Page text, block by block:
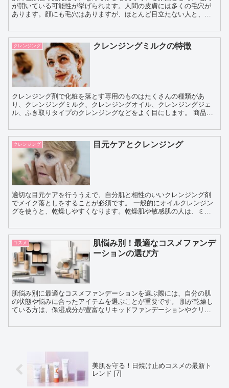
が開いている可能性が挙げられます。人間の皮膚には多くの毛穴が
あります。顔にも毛穴はありますが、ほとんど目立たない人と、毛
な...
クレンジング クレンジングミルクの特徴
クレンジング剤で化粧を落とす専用のものはたくさんの種類があ
り、クレンジングミルク、クレンジングオイル、クレンジングジェ
ル、ふき取りタイプのクレンジングなどをよく目にします。 商品に
クレンジング 目元ケアとクレンジング
適切な目元ケアを行ううえで、自分肌と相性のいいクレンジング剤
でメイク落としをすることが必須です。 一般的にオイルクレンジン
グを使うと、乾燥しやすくなります。乾燥肌や敏感肌の人は、ミル
コスメ
肌悩み別！最適なコスメファンデ
ーションの選び方
肌悩み別に最適なコスメファンデーションを選ぶ際には、自分の肌
の状態や悩みに合ったアイテムを選ぶことが重要です。 肌が乾燥し
ている方は、保湿成分が豊富なリキッドファンデーションやクリー
美肌を守る！日焼け止めコスメの最新ト
レンド [7]